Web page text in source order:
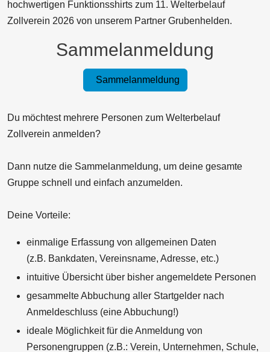
hochwertigen Funktionsshirts zum 11. Welterbelauf
Zollverein 2026 von unserem Partner Grubenhelden.
Sammelanmeldung
Sammelanmeldung
Du möchtest mehrere Personen zum Welterbelauf
Zollverein anmelden?
Dann nutze die Sammelanmeldung, um deine gesamte
Gruppe schnell und einfach anzumelden.
Deine Vorteile:
einmalige Erfassung von allgemeinen Daten
(z.B. Bankdaten, Vereinsname, Adresse, etc.)
intuitive Übersicht über bisher angemeldete Personen
gesammelte Abbuchung aller Startgelder nach
Anmeldeschluss (eine Abbuchung!)
ideale Möglichkeit für die Anmeldung von
Personengruppen (z.B.: Verein, Unternehmen, Schule,